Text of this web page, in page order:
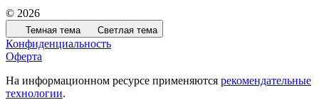
© 2026
Темная тема Светлая тема
Конфиденциальность
Оферта
На информационном ресурсе применяются рекомендательные
технологии.